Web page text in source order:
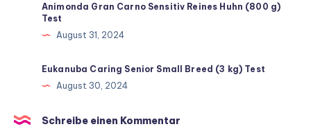
Animonda Gran Carno Sensitiv Reines Huhn (800 g)
Test
August 31, 2024
Eukanuba Caring Senior Small Breed (3 kg) Test
August 30, 2024
Schreibe einen Kommentar